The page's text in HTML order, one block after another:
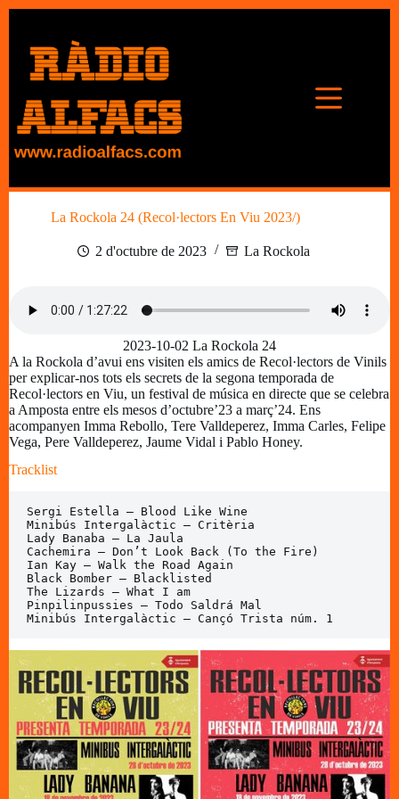
contingut
La Rockola 24 (Recol·lectors En Viu 2023/)
2 d'octubre de 2023 La Rockola
2023-10-02 La Rockola 24
A la Rockola d’avui ens visiten els amics de Recol·lectors de Vinils
per explicar-nos tots els secrets de la segona temporada de
Recol·lectors en Viu, un festival de música en directe que se celebra
a Amposta entre els mesos d’octubre’23 a març’24. Ens
acompanyen Imma Rebollo, Tere Valldeperez, Imma Carles, Felipe
Vega, Pere Valldeperez, Jaume Vidal i Pablo Honey.
Tracklist
Sergi Estella – Blood Like Wine
Minibús Intergalàctic – Critèria
Lady Banaba – La Jaula
Cachemira – Don’t Look Back (To the Fire)
Ian Kay – Walk the Road Again
Black Bomber – Blacklisted
The Lizards – What I am
Pinpilinpussies – Todo Saldrá Mal
Minibús Intergalàctic – Cançó Trista núm. 1